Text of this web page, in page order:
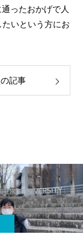
ったおかげで人
いという方にお
記事